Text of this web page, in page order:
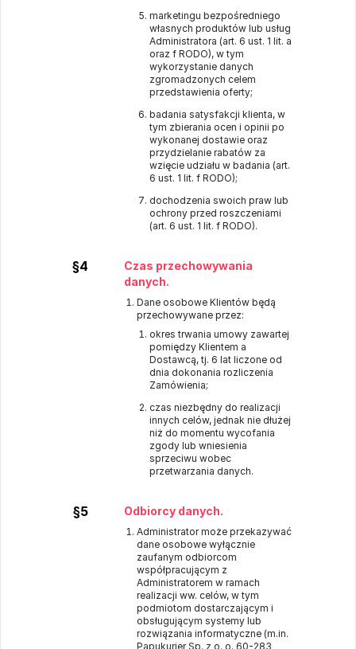
marketingu bezpośredniego
własnych produktów lub usług
Administratora (art. 6 ust. 1 lit. a
oraz f RODO), w tym
wykorzystanie danych
zgromadzonych celem
przedstawienia oferty;
badania satysfakcji klienta, w
tym zbierania ocen i opinii po
wykonanej dostawie oraz
przydzielanie rabatów za
wzięcie udziału w badania (art.
6 ust. 1 lit. f RODO);
dochodzenia swoich praw lub
ochrony przed roszczeniami
(art. 6 ust. 1 lit. f RODO).
§4
Czas przechowywania
danych.
Dane osobowe Klientów będą
przechowywane przez:
okres trwania umowy zawartej
pomiędzy Klientem a
Dostawcą, tj. 6 lat liczone od
dnia dokonania rozliczenia
Zamówienia;
czas niezbędny do realizacji
innych celów, jednak nie dłużej
niż do momentu wycofania
zgody lub wniesienia
sprzeciwu wobec
przetwarzania danych.
§5 Odbiorcy danych.
Administrator może przekazywać
dane osobowe wyłącznie
zaufanym odbiorcom
współpracującym z
Administratorem w ramach
realizacji ww. celów, w tym
podmiotom dostarczającym i
obsługującym systemy lub
rozwiązania informatyczne (m.in.
Papukurier Sp. z o. o. 60-283